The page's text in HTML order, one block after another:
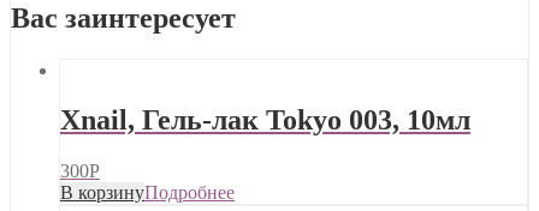
Вас заинтересует
Xnail, Гель-лак Tokyo 003, 10мл
300Р
В корзинуПодробнее